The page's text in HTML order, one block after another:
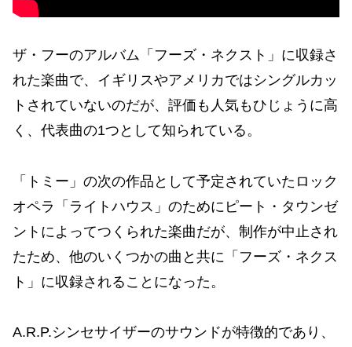
ザ・フーのアルバム「フーズ・ネクスト」に収録さ
れた楽曲で、イギリスやアメリカではシングルカッ
トされていないのだが、評価も人気もひじょうに高
く、代表曲の1つとして知られている。
「トミー」の次の作品として予定されていたロック
オペラ「ライトハウス」のためにピート・タウンゼ
ントによってつくられた楽曲だが、制作が中止され
たため、他のいくつかの曲と共に「フーズ・ネクス
ト」に収録されることになった。
A.R.P.シンセサイザーのサウンドが特徴的であり、